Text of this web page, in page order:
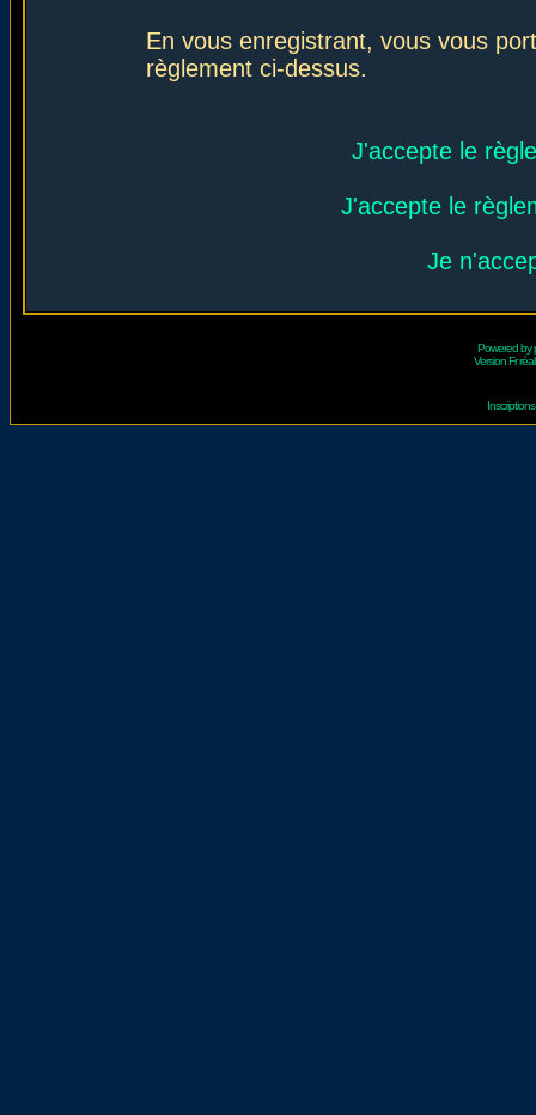
En vous enregistrant, vous vous
règlement ci-dessus.
J'accepte le
J'accepte le
Je
Powered by
Version Fr